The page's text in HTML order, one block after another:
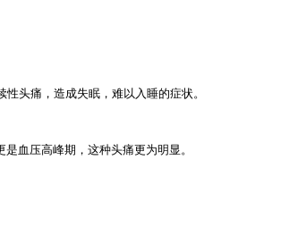
头痛，造成失眠，难以入睡的症状。
血压高峰期，这种头痛更为明显。